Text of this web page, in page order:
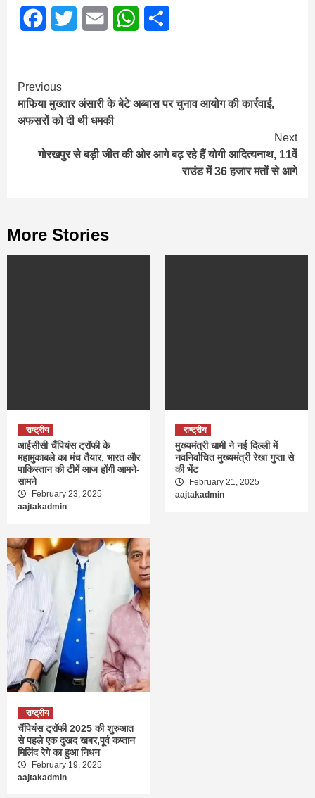
FacebookTwitter Email WhatsApp
Continue
Reading
Previous
माफिया मुख्तार अंसारी के बेटे अब्बास पर चुनाव आयोग की कार्रवाई,
अफसरों को दी थी धमकी
Next
गोरखपुर से बड़ी जीत की ओर आगे बढ़ रहे हैं योगी आदित्यनाथ, 11वें
राउंड में 36 हजार मतों से आगे
More Stories
राष्ट्रीय
आईसीसी चैंपियंस ट्रॉफी के
महामुकाबले का मंच तैयार, भारत और
पाकिस्तान की टीमें आज होंगी आमने-
सामने
February 23, 2025
aajtakadmin
राष्ट्रीय
मुख्यमंत्री धामी ने नई दिल्ली में
नवनिर्वाचित मुख्यमंत्री रेखा गुप्ता से
की भेंट
February 21, 2025
aajtakadmin
राष्ट्रीय
चैंपियंस ट्रॉफी 2025 की शुरुआत
से पहले एक दुखद खबर,पूर्व कप्तान
मिलिंद रेगे का हुआ निधन
February 19, 2025
aajtakadmin